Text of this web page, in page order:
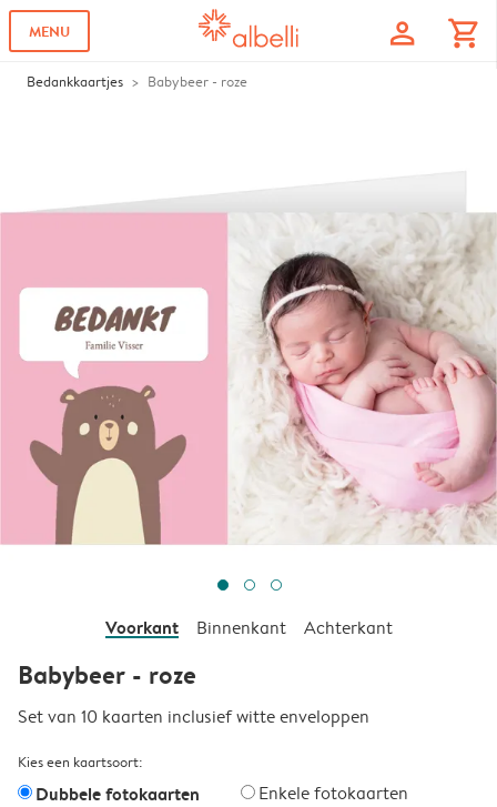
MENU profile shopping_cart
Bedankkaartjes Babybeer - roze
Voorkant Binnenkant Achterkant
Babybeer - roze
Set van 10 kaarten inclusief witte enveloppen
Kies een kaartsoort:
Dubbele fotokaarten Enkele fotokaarten